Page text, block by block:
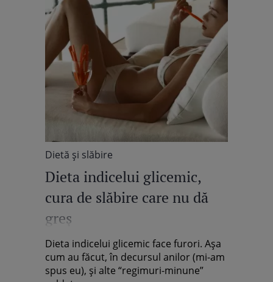
Dietă şi slăbire
Dieta indicelui glicemic,
cura de slăbire care nu dă
greş
Dieta indicelui glicemic face furori. Aşa
cum au făcut, în decursul anilor (mi-am
spus eu), şi alte “regimuri-minune”